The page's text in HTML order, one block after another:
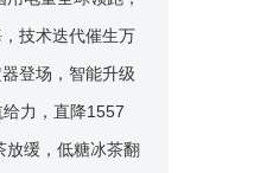
技术迭代催生万
登场，智能升级
力，直降1557
放缓，低糖冰茶翻